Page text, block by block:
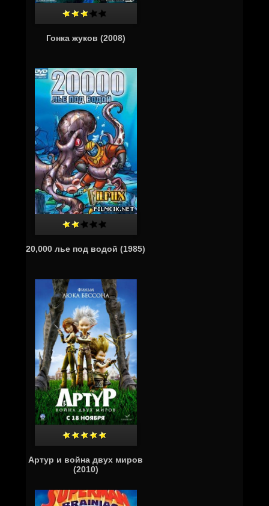
Гонка жуков (2008)
20,000 лье под водой (1985)
Артур и война двух миров
(2010)